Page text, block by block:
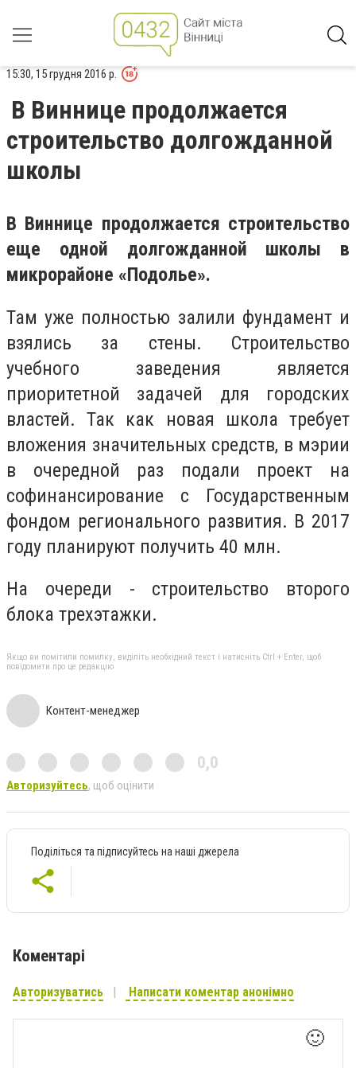
15:30, 15 грудня 2016 р.
В Виннице продолжается
строительство долгожданной
школы
В Виннице продолжается строительство
еще одной долгожданной школы в
микрорайоне «Подолье».
Там уже полностью залили фундамент и
взялись за стены. Строительство
учебного заведения является
приоритетной задачей для городских
властей. Так как новая школа требует
вложения значительных средств, в мэрии
в очередной раз подали проект на
софинансирование с Государственным
фондом регионального развития. В 2017
году планируют получить 40 млн.
На очереди - строительство второго
блока трехэтажки.
Якщо ви помітили помилку, виділіть необхідний текст і натисніть Ctrl + Enter, щоб
повідомити про це редакцію
Контент-менеджер
0,0
Авторизуйтесь, щоб оцінити
Поділіться та підписуйтесь на наші джерела
Коментарі
Авторизуватись Написати коментар анонімно
🙂